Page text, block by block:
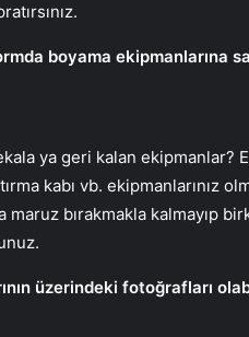
boyama ekipmanlarına
ya geri kalan ekipmanlar?
kabı vb. ekipmanlarınız
maruz bırakmakla kalmayıp
üzerindeki fotoğrafları